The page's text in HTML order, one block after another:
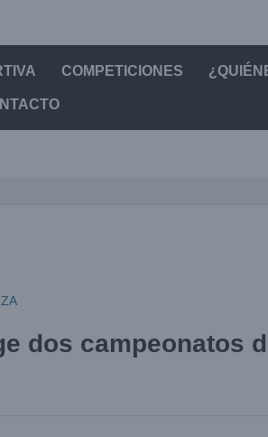
COMPETICIONES
dos campeonatos